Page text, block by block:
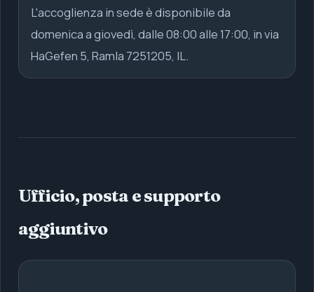
L'accoglienza in sede è disponibile da
domenica a giovedì, dalle 08:00 alle 17:00, in via
HaGefen 5, Ramla 7251205, IL.
Ufficio, posta e supporto
aggiuntivo